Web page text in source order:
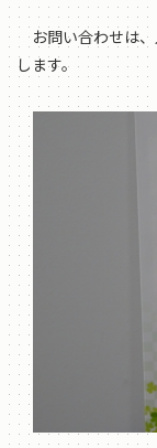
お問い合わせは、
します。